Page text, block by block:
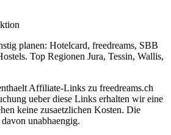
planen: Hotelcard, freedreams, SBB
Top Regionen Jura, Tessin, Wallis,
Affiliate-Links zu freedreams.ch
ueber diese Links erhalten wir eine
keine zusaetzlichen Kosten. Die
unabhaengig.